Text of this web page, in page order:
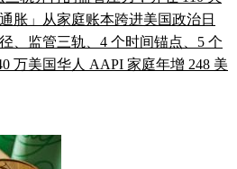
胀」从家庭账本跨进美国政治日
、监管三轨、4 个时间锚点、5 个
万美国华人 AAPI 家庭年增 248 美